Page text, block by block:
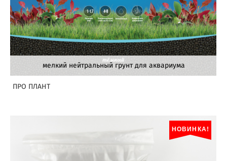
мелкий нейтральный грунт для аквариума
ПРО ПЛАНТ
НОВИНКА!